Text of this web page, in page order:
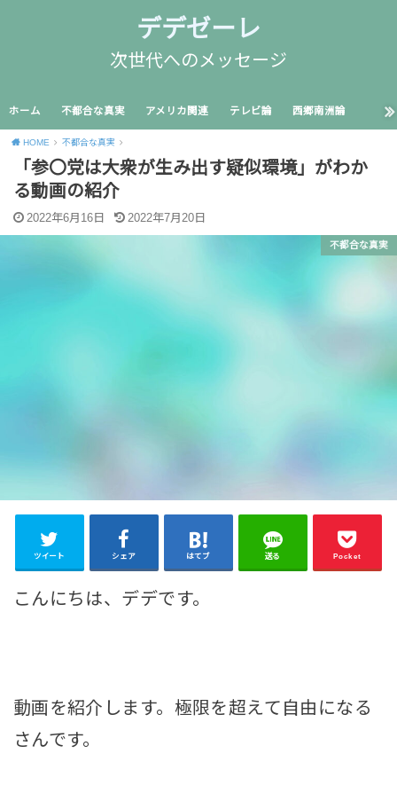
デデゼーレ
次世代へのメッセージ
ホーム 不都合な真実 アメリカ関連 テレビ論 西郷南洲論
HOME 不都合な真実
「参〇党は大衆が生み出す疑似環境」がわか
る動画の紹介
2022年6月16日 2022年7月20日
不都合な真実
ツイート シェア はてブ 送る Pocket
こんにちは、デデです。
動画を紹介します。極限を超えて自由になる
さんです。